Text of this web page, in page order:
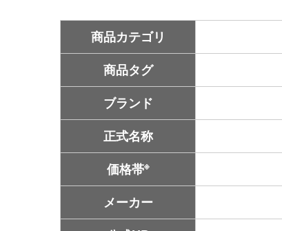
商品カテゴリ
商品タグ
ブランド
正式名称
価格帯※
メーカー